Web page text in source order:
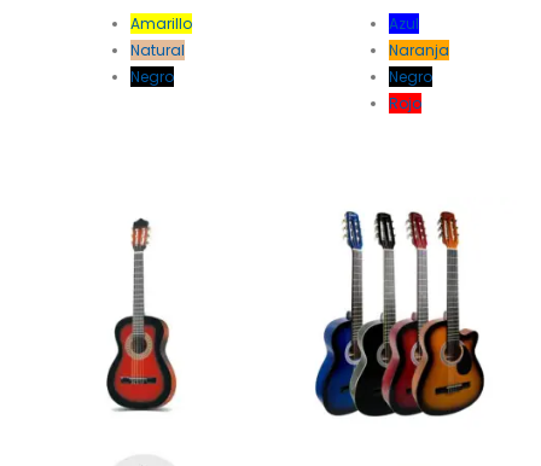
Amarillo
Natural
Negro
Azul
Naranja
Negro
Rojo